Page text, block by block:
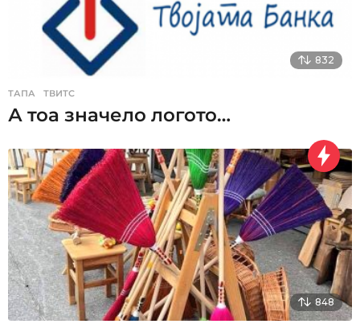
832
ТАПА ,ТВИТС
А тоа значело логото…
848